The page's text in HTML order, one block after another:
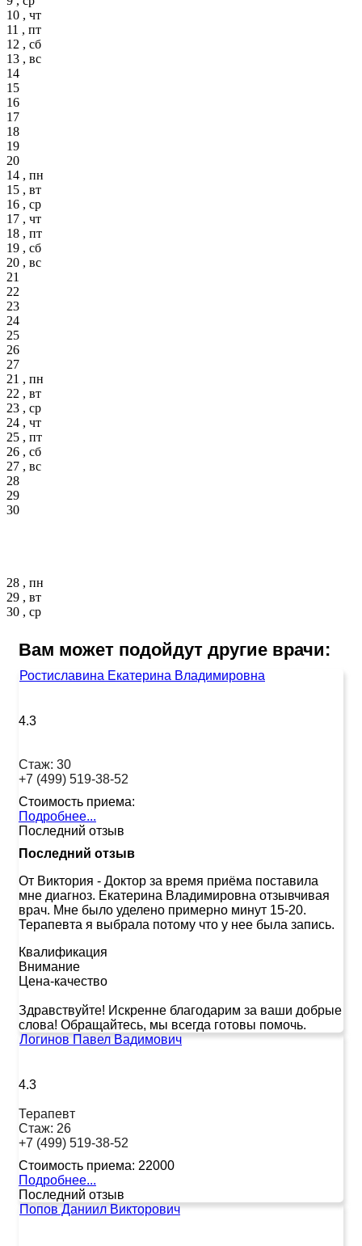
10 , чт
11 , пт
12 , сб
13 , вс
14
15
16
17
18
19
20
14 , пн
15 , вт
16 , ср
17 , чт
18 , пт
19 , сб
20 , вс
21
22
23
24
25
26
27
21 , пн
22 , вт
23 , ср
24 , чт
25 , пт
26 , сб
27 , вс
28
29
30
28 , пн
29 , вт
30 , ср
Вам может подойдут другие врачи:
Ростиславина Екатерина Владимировна
4.3
Стаж: 30
+7 (499) 519-38-52
Стоимость приема:
Подробнее...
Последний отзыв
Последний отзыв
От Виктория - Доктор за время приёма поставила
мне диагноз. Екатерина Владимировна отзывчивая
врач. Мне было уделено примерно минут 15-20.
Терапевта я выбрала потому что у нее была запись.
Квалификация
Внимание
Цена-качество
Здравствуйте! Искренне благодарим за ваши добрые
слова! Обращайтесь, мы всегда готовы помочь.
Логинов Павел Вадимович
4.3
Терапевт
Стаж: 26
+7 (499) 519-38-52
Стоимость приема: 22000
Подробнее...
Последний отзыв
Попов Даниил Викторович